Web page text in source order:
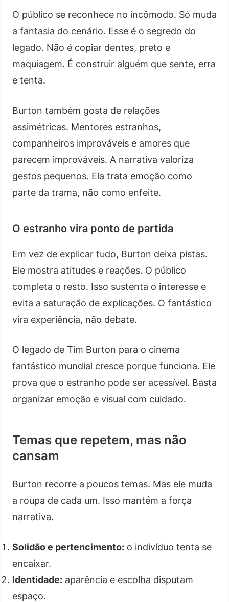
O público se reconhece no incômodo. Só muda
a fantasia do cenário. Esse é o segredo do
legado. Não é copiar dentes, preto e
maquiagem. É construir alguém que sente, erra
e tenta.
Burton também gosta de relações
assimétricas. Mentores estranhos,
companheiros improváveis e amores que
parecem improváveis. A narrativa valoriza
gestos pequenos. Ela trata emoção como
parte da trama, não como enfeite.
O estranho vira ponto de partida
Em vez de explicar tudo, Burton deixa pistas.
Ele mostra atitudes e reações. O público
completa o resto. Isso sustenta o interesse e
evita a saturação de explicações. O fantástico
vira experiência, não debate.
O legado de Tim Burton para o cinema
fantástico mundial cresce porque funciona. Ele
prova que o estranho pode ser acessível. Basta
organizar emoção e visual com cuidado.
Temas que repetem, mas não
cansam
Burton recorre a poucos temas. Mas ele muda
a roupa de cada um. Isso mantém a força
narrativa.
Solidão e pertencimento: o indivíduo tenta se
encaixar.
Identidade: aparência e escolha disputam
espaço.